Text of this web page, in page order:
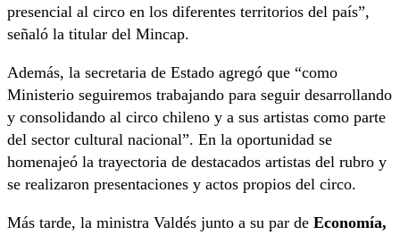
presencial al circo en los diferentes territorios del país”,
señaló la titular del Mincap.
Además, la secretaria de Estado agregó que “como
Ministerio seguiremos trabajando para seguir desarrollando
y consolidando al circo chileno y a sus artistas como parte
del sector cultural nacional”. En la oportunidad se
homenajeó la trayectoria de destacados artistas del rubro y
se realizaron presentaciones y actos propios del circo.
Más tarde, la ministra Valdés junto a su par de Economía,